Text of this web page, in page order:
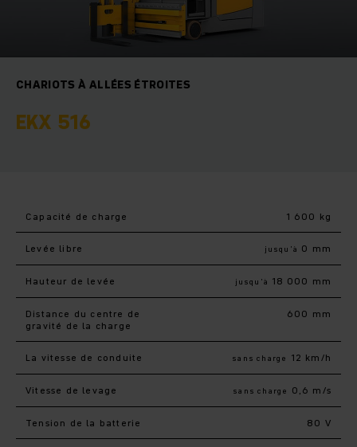
CHARIOTS À ALLÉES ÉTROITES
EKX 516
Capacité de charge 1 600 kg
Levée libre jusqu’à 0 mm
Hauteur de levée jusqu’à 18 000 mm
Distance du centre de
gravité de la charge
600 mm
La vitesse de conduite sans charge 12 km/h
Vitesse de levage sans charge 0,6 m/s
Tension de la batterie 80 V